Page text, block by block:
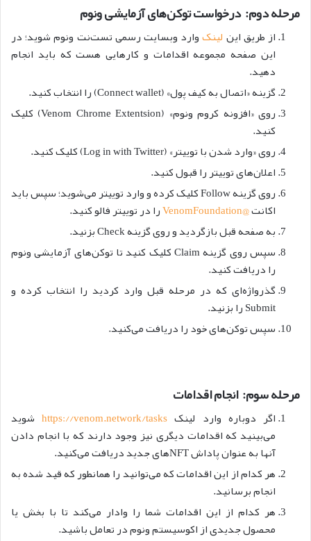
مرحله دوم: درخواست توکن‌های آزمایشی ونوم
از طریق این لینکوارد وبسایت رسمی تست‌نت ونوم شوید؛ در
این صفحه مجموعه اقدامات و کارهایی هست که باید انجام
دهید.
گزینه «اتصال به کیف پول» (Connect wallet) را انتخاب کنید.
روی «افزونه کروم ونوم» (Venom Chrome Extentsion) کلیک
کنید.
روی «وارد شدن با توییتر» (Log in with Twitter) کلیک کنید.
اعلان‌های توییتر را قبول کنید.
روی گزینه Follow کلیک کرده و وارد توییتر می‌شوید؛ سپس باید
اکانت@VenomFoundation
را در توییتر فالو کنید.
به صفحه قبل بازگردید و روی گزینه Check بزنید.
سپس روی گزینه Claim کلیک کنید تا توکن‌های آزمایشی ونوم
را دریافت کنید.
گذرواژه‌ای که در مرحله قبل وارد کردید را انتخاب کرده و
Submit را بزنید.
سپس توکن‌های خود را دریافت می‌کنید.
مرحله سوم: انجام اقدامات
اگر دوباره وارد لینک https://venom.network/tasksشوید
می‌بینید که اقدامات دیگری نیز وجود دارند که با انجام دادن
آنها به عنوان پاداش NFT‌های جدید دریافت می‌کنید.
هر کدام از این اقدامات که می‌توانید را همانطور که قید شده به
انجام برسانید.
هر کدام از این اقدامات شما را وادار می‌کند تا با بخش یا
محصول جدیدی از اکوسیستم ونوم در تعامل باشید.